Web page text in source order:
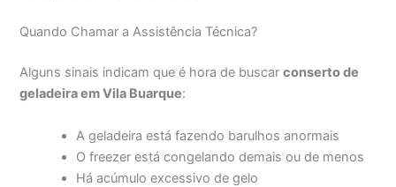
Quando Chamar a Assistência Técnica?
Alguns sinais indicam que é hora de buscarconserto de
geladeira em Vila Buarque:
A geladeira está fazendo barulhos anormais
O freezer está congelando demais ou de menos
Há acúmulo excessivo de gelo